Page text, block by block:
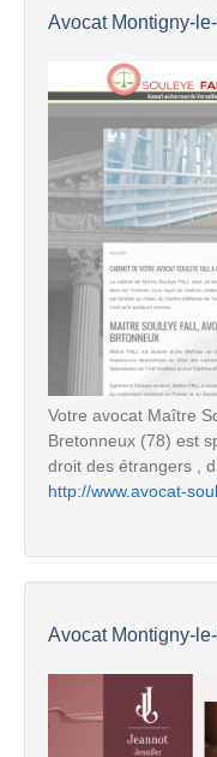
Avocat Montigny-
Votre avocat Maître
Bretonneux (78) est
droit des étrangers ,
http://www.avocat-
Avocat Montigny-